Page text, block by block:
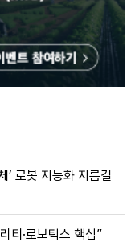
’ 로봇 지능화 지름길
티·로보틱스 핵심”